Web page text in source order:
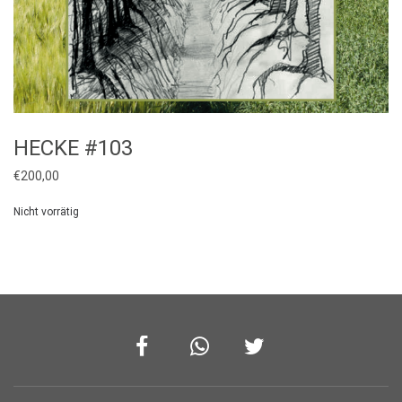
HECKE #103
€200,00
Nicht vorrätig
Facebook Whatsapp